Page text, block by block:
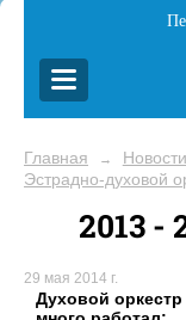
Главная →
Эстрадно-духовой
2013 -
29 мая 2014 г.
Духовой оркестр